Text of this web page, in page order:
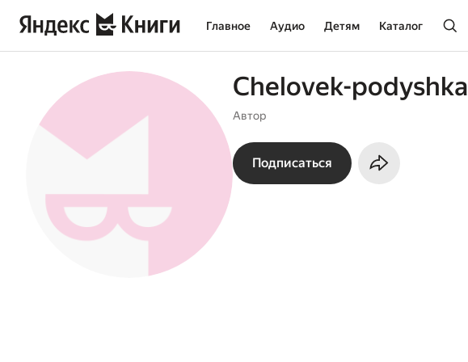
Главное Аудио Детям Каталог
Chelovek-podyshka
Автор
Подписаться